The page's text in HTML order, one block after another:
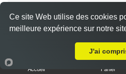
Base sauce tomate, fromage,
Accueil Panier
Ce site Web utilise des cookies
meilleure expérience sur notre
J'ai